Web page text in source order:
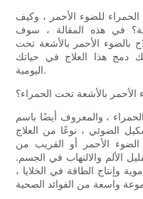
الحمراء للضوء الأحمر ، وكيف
في هذه المقالة ، سوف
بالضوء الأحمر بالأشعة تحت
دمج هذا العلاج في حياتك
اليومية.
الأحمر بالأشعة تحت الحمراء؟
، والمعروف أيضًا باسم
الضوئي ، نوعًا من العلاج
الأحمر أو القريب من
الألم والالتهاب في الجسم.
وإنتاج الطاقة في الخلايا ،